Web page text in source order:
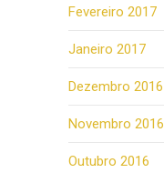
Fevereiro 2017
Janeiro 2017
Dezembro 2016
Novembro 2016
Outubro 2016